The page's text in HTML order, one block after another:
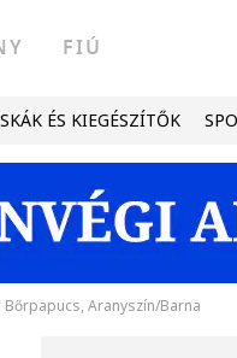
FIÚ
ÉS KIEGÉSZÍTŐK
Bőrpapucs, Aranyszín/Barna